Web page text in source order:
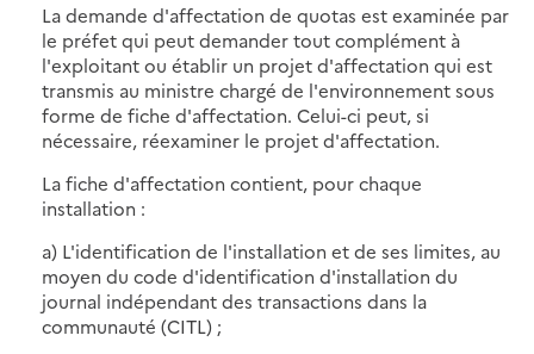
La demande d'affectation de quotas est examinée par
le préfet qui peut demander tout complément à
l'exploitant ou établir un projet d'affectation qui est
transmis au ministre chargé de l'environnement sous
forme de fiche d'affectation. Celui-ci peut, si
nécessaire, réexaminer le projet d'affectation.
La fiche d'affectation contient, pour chaque
installation :
a) L'identification de l'installation et de ses limites, au
moyen du code d'identification d'installation du
journal indépendant des transactions dans la
communauté (CITL) ;